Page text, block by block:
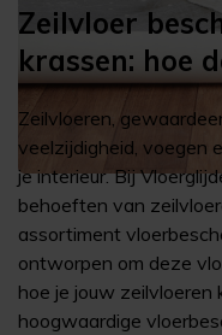
Zeilvloer
krassen: hoe
Zeilvloeren,
veelzijdigheid, voegen
je interieur. Bij
behoeften van
assortiment
ontworpen om deze
hoe je jouw
hoogwaardige